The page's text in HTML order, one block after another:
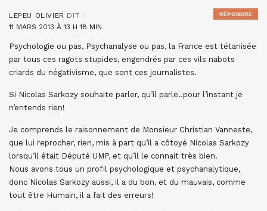
LEPEU OLIVIER DIT :
11 MARS 2013 À 13 H 18 MIN
Psychologie ou pas, Psychanalyse ou pas, la France est tétanisée
par tous ces ragots stupides, engendrés par ces vils nabots
criards du négativisme, que sont ces journalistes.
Si Nicolas Sarkozy souhaite parler, qu’il parle..pour l’instant je
n’entends rien!
Je comprends le raisonnement de Monsieur Christian Vanneste,
que lui reprocher, rien, mis à part qu’il a côtoyé Nicolas Sarkozy
lorsqu’il était Député UMP, et qu’il le connait très bien.
Nous avons tous un profil psychologique et psychanalytique,
donc Nicolas Sarkozy aussi, il a du bon, et du mauvais, comme
tout être Humain, il a fait des erreurs!
RÉPONDRE